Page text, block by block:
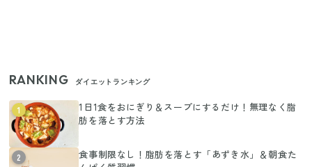
RANKING ダイエットランキング
1
1日1食をおにぎり＆スープにするだけ！無理なく脂
肪を落とす方法
2
食事制限なし！脂肪を落とす「あずき水」＆朝食た